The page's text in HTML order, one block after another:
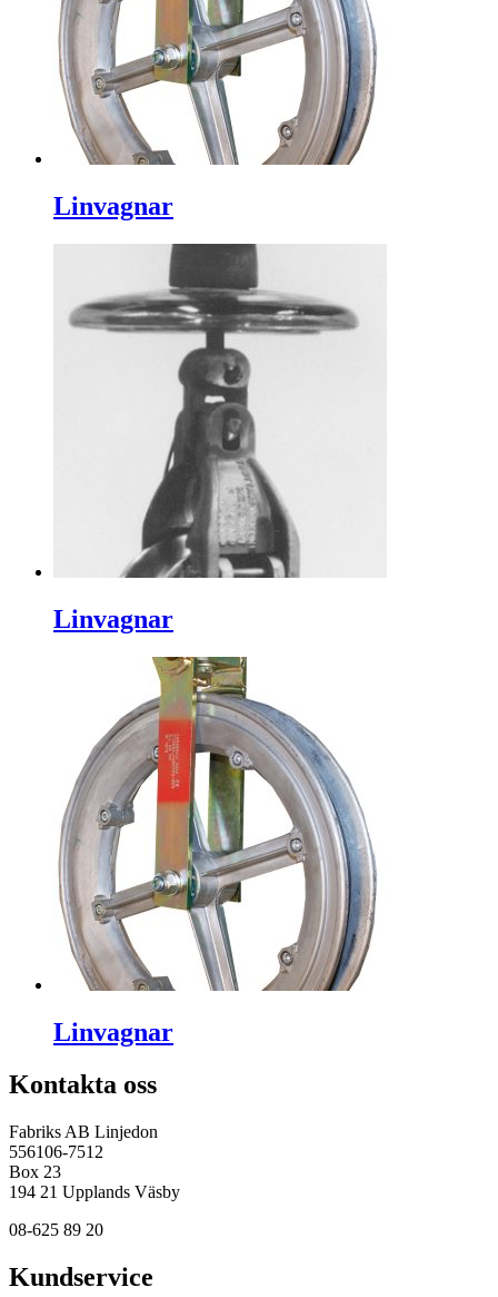
Linvagnar
Linvagnar
Linvagnar
Kontakta oss
Fabriks AB Linjedon
556106-7512
Box 23
194 21 Upplands Väsby
08-625 89 20
Kundservice